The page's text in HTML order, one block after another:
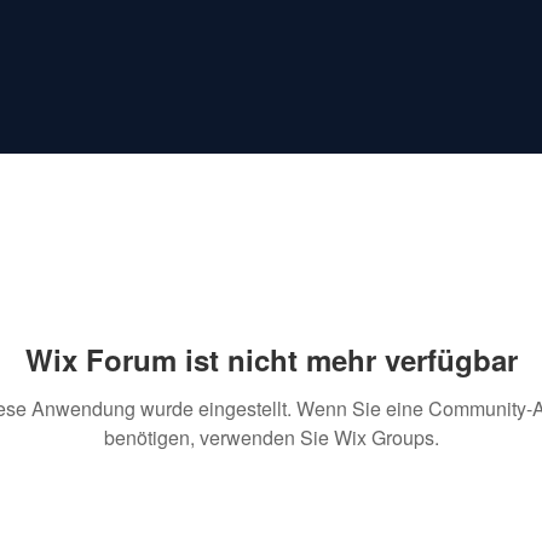
Wix Forum ist nicht mehr verfügbar
Anwendung wurde eingestellt. Wenn Sie eine Community-
benötigen, verwenden Sie Wix Groups.